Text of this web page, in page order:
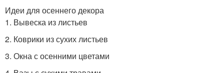
Идеи для осеннего декора
1. Вывеска из листьев
2. Коврики из сухих листьев
3. Окна с осенними цветами